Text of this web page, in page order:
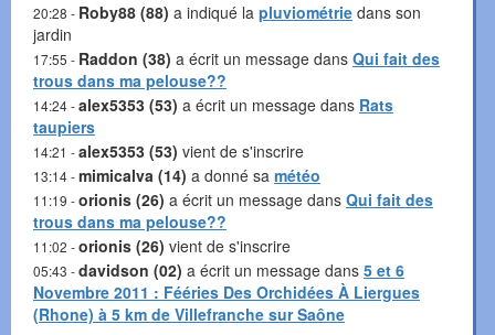
20:28 - Roby88 (88) a indiqué la pluviométrie dans son
jardin
17:55 - Raddon (38) a écrit un message dans Qui fait des
trous dans ma pelouse??
14:24 -alex5353 (53) a écrit un message dans Rats
taupiers
14:21 -alex5353 (53) vient de s'inscrire
13:14 -mimicalva (14) a donné sa météo
11:19 -orionis (26) a écrit un message dans Qui fait des
trous dans ma pelouse??
11:02 -orionis (26) vient de s'inscrire
05:43 -davidson (02) a écrit un message dans 5 et 6
Novembre 2011 : Fééries Des Orchidées À Liergues
(Rhone) à 5 km de Villefranche sur Saône